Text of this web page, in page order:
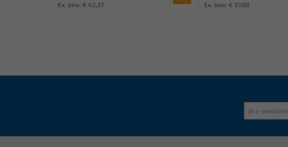
Ex. btw: € 42,37
Ex. btw: € 37,00